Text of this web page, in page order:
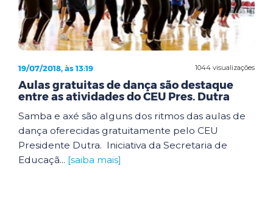
1044 visualizações
19/07/2018, às 13:19
Aulas gratuitas de dança são destaque
entre as atividades do CEU Pres. Dutra
Samba e axé são alguns dos ritmos das aulas de
dança oferecidas gratuitamente pelo CEU
Presidente Dutra. Iniciativa da Secretaria de
Educaçã... [saiba mais]